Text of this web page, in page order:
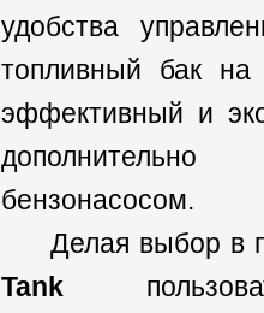
удобства
топливный бак
эффективный и
бензонасосом.
Делая выбор в
Tank